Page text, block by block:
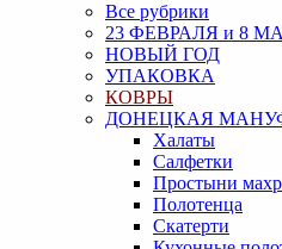
Все рубрики
23 ФЕВРАЛЯ и 8
НОВЫЙ ГОД
УПАКОВКА
КОВРЫ
ДОНЕЦКАЯ
Халаты
Салфетки
Простыни
Полотенца
Скатерти